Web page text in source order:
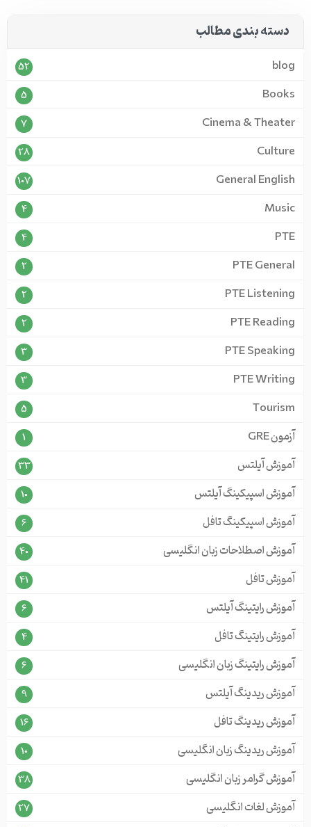
دسته بندی مطالب
blog
52
Books
5
Cinema & Theater
7
Culture
28
General English
107
Music
4
PTE
4
PTE General
2
PTE Listening
2
PTE Reading
2
PTE Speaking
3
PTE Writing
3
Tourism
5
آزمون GRE 1
آموزش آیلتس 33
آموزش اسپیکینگ آیلتس 10
آموزش اسپیکینگ تافل 6
آموزش اصطلاحات زبان انگلیسی 40
آموزش تافل 41
آموزش رایتینگ آیلتس 6
آموزش رایتینگ تافل 4
آموزش رایتینگ زبان انگلیسی 6
آموزش ریدینگ آیلتس 9
آموزش ریدینگ تافل 16
آموزش ریدینگ زبان انگلیسی 10
آموزش گرامر زبان انگلیسی 38
آموزش لغات انگلیسی 27